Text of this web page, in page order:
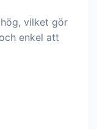
vilket gör
enkel att